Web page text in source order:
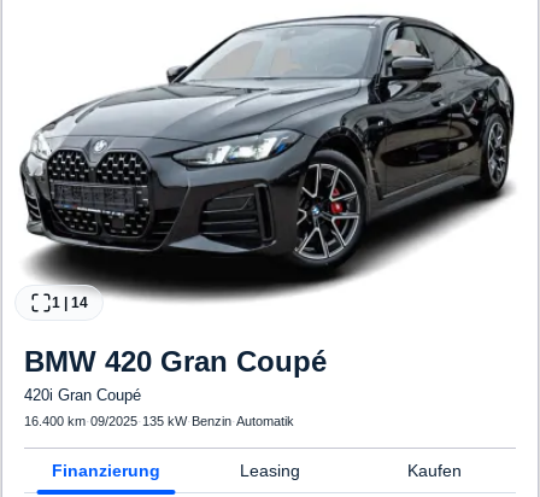
1 14
BMW 420 Gran Coupé
420i Gran Coupé
16.400 km·09/2025· 135 kW· Benzin·Automatik
Finanzierung Leasing Kaufen